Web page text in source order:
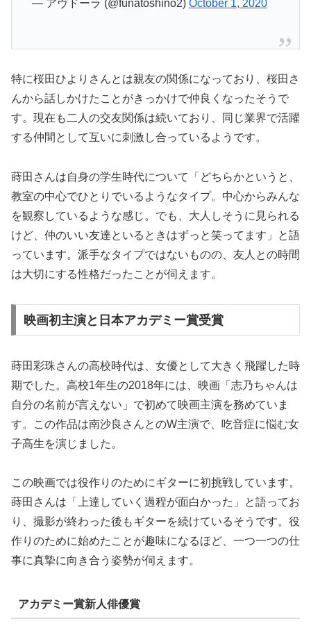
— アヴドーラ (@funatoshino2) October 1, 2020
特に桜田ひよりさんとは親友の関係になっており、桜田さ
んから話しかけたことがきっかけで仲良くなったそうで
す。現在も二人の交友関係は続いており、同じ業界で活躍
する仲間として互いに刺激し合っているようです。
蒔田さんは自身の学生時代について「どちらかというと、
教室の中心でひとりでいるようなタイプ。中心からみんな
を観察しているような感じ。でも、大人しそうに見られる
けど、仲のいい友達といるときはずっと笑ってます」と語
っています。派手なタイプではないものの、友人との時間
は大切にする性格だったことが伺えます。
映画初主演と日本アカデミー賞受賞
蒔田彩珠さんの高校時代は、女優として大きく飛躍した時
期でした。高校1年生の2018年には、映画「志乃ちゃんは
自分の名前が言えない」で初めて映画主演を務めていま
す。この作品は南沙良さんとのW主演で、吃音症に悩む女
子高生を演じました。
この映画では役作りのためにギターに初挑戦しています。
蒔田さんは「上達していく過程が面白かった」と語ってお
り、撮影が終わった後もギターを続けているそうです。役
作りのために始めたことが趣味になるほど、一つ一つの仕
事に真摯に向き合う姿勢が伺えます。
アカデミー賞新人俳優賞